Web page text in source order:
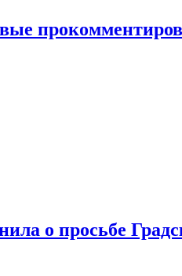
о просьбе